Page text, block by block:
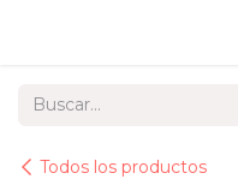
Todos los productos